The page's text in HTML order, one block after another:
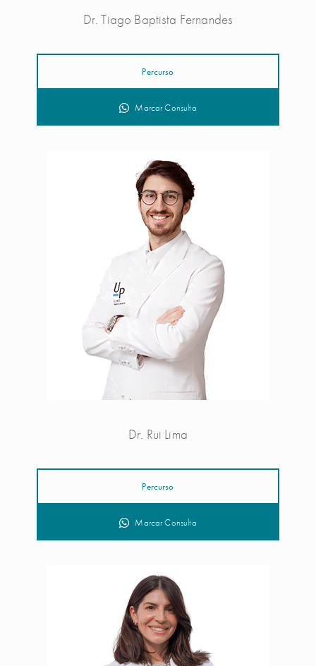
Dr. Tiago Baptista Fernandes
Percurso
Marcar Consulta
Dr. Rui Lima
Percurso
Marcar Consulta